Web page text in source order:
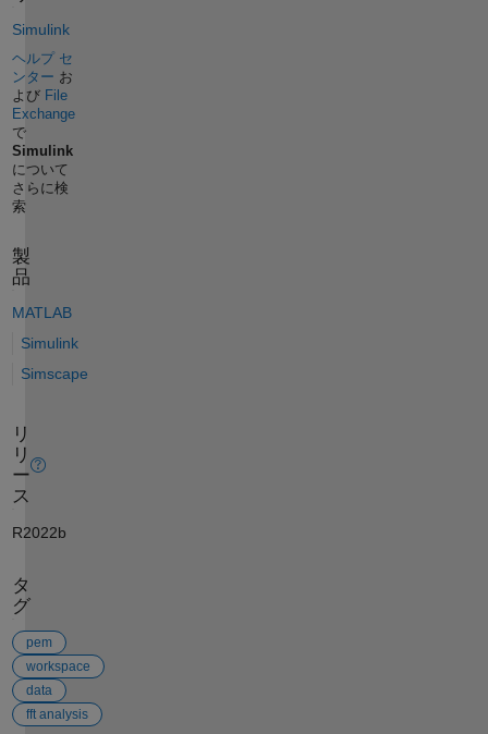
Simulink
ヘルプ セ
ンター お
よび File
Exchange
で
Simulink
について
さらに検
索
製
品
MATLAB
Simulink
Simscape
リ
リ
ー
ス
R2022b
タ
グ
pem
workspace
data
fft analysis